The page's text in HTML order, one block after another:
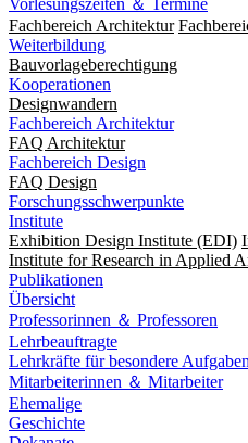
Fachbereich Architektur
Weiterbildung
Bauvorlageberechtigung
Kooperationen
Designwandern
Fachbereich Architektur
FAQ Architektur
Fachbereich Design
FAQ Design
Forschungsschwerpunkte
Institute
Exhibition Design Institute (EDI)
Institute for Research in Applied
Publikationen
Übersicht
Professorinnen ＆ Professoren
Lehrbeauftragte
Lehrkräfte für besondere Aufgaben
Mitarbeiterinnen ＆ Mitarbeiter
Ehemalige
Geschichte